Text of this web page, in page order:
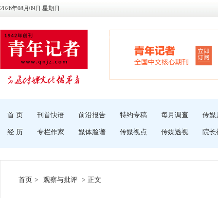
2026年08月09日 星期日
首 页 刊首快语 前沿报告 特约专稿 每月调查 传媒
经 历 专栏作家 媒体脸谱 传媒视点 传媒透视 院长
首页 > 观察与批评 > 正文